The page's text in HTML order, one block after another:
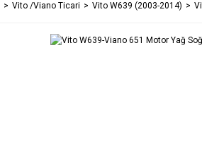
Vito /Viano Ticari Vito W639 (2003-2014)